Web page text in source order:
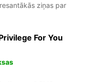
ziņas par
For You